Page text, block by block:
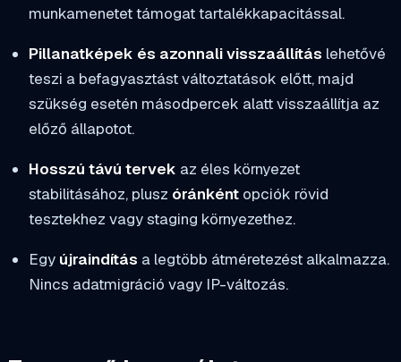
munkamenetet támogat tartalékkapacitással.
Pillanatképek és azonnali visszaállítás lehetővé
teszi a befagyasztást változtatások előtt, majd
szükség esetén másodpercek alatt visszaállítja az
előző állapotot.
Hosszú távú tervek az éles környezet
stabilitásához, plusz óránkéntopciók rövid
tesztekhez vagy staging környezethez.
Egy újraindítás a legtöbb átméretezést alkalmazza.
Nincs adatmigráció vagy IP-változás.